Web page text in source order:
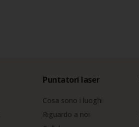
Puntatori laser
Cosa sono i luoghi
Riguardo a noi